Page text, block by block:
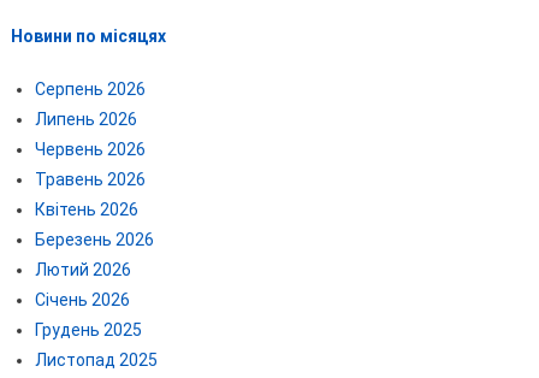
Новини по місяцях
Серпень 2026
Липень 2026
Червень 2026
Травень 2026
Квітень 2026
Березень 2026
Лютий 2026
Січень 2026
Грудень 2025
Листопад 2025